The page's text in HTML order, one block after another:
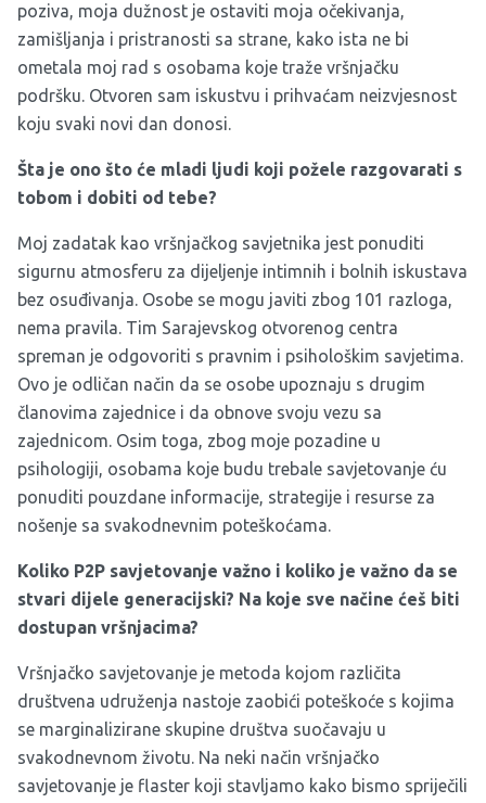
poziva, moja dužnost je ostaviti moja očekivanja,
zamišljanja i pristranosti sa strane, kako ista ne bi
ometala moj rad s osobama koje traže vršnjačku
podršku. Otvoren sam iskustvu i prihvaćam neizvjesnost
koju svaki novi dan donosi.
Šta je ono što će mladi ljudi koji požele razgovarati s
tobom i dobiti od tebe?
Moj zadatak kao vršnjačkog savjetnika jest ponuditi
sigurnu atmosferu za dijeljenje intimnih i bolnih iskustava
bez osuđivanja. Osobe se mogu javiti zbog 101 razloga,
nema pravila. Tim Sarajevskog otvorenog centra
spreman je odgovoriti s pravnim i psihološkim savjetima.
Ovo je odličan način da se osobe upoznaju s drugim
članovima zajednice i da obnove svoju vezu sa
zajednicom. Osim toga, zbog moje pozadine u
psihologiji, osobama koje budu trebale savjetovanje ću
ponuditi pouzdane informacije, strategije i resurse za
nošenje sa svakodnevnim poteškoćama.
Koliko P2P savjetovanje važno i koliko je važno da se
stvari dijele generacijski? Na koje sve načine ćeš biti
dostupan vršnjacima?
Vršnjačko savjetovanje je metoda kojom različita
društvena udruženja nastoje zaobići poteškoće s kojima
se marginalizirane skupine društva suočavaju u
svakodnevnom životu. Na neki način vršnjačko
savjetovanje je flaster koji stavljamo kako bismo spriječili